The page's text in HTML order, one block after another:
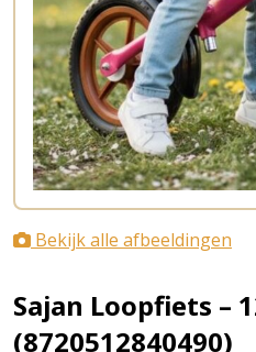
Bekijk alle afbeeldingen
Sajan Loopfiets –
(8720512840490)